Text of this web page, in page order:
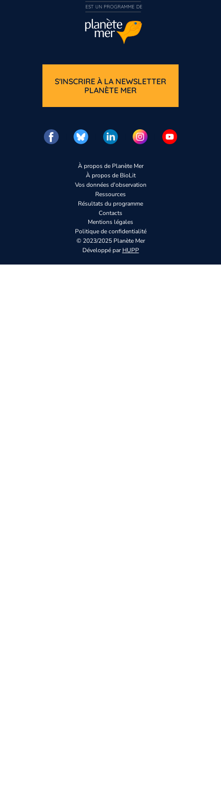
À propos de Planète Mer
À propos de BioLit
Vos données d'observation
Ressources
Résultats du programme
Contacts
Mentions légales
Politique de confidentialité
© 2023/2025 Planète Mer
Développé parHUPP
S'INSCRIRE À LA NEWSLETTER
PLANÈTE MER
Vous n’êtes pas
Inscrivez-vous